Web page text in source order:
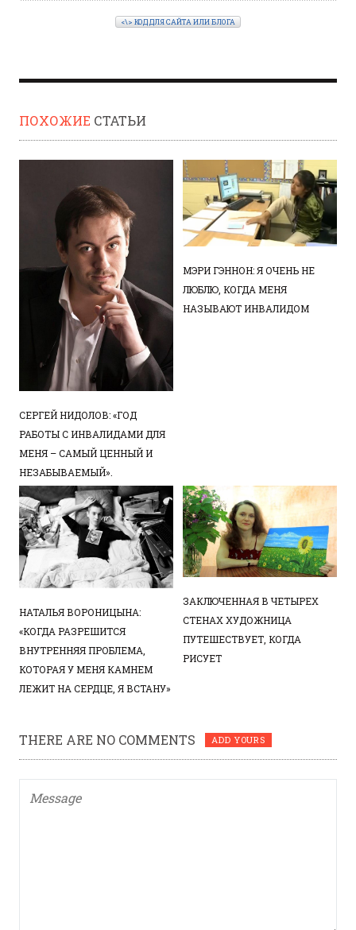
<\> КОД ДЛЯ САЙТА ИЛИ БЛОГА
ПОХОЖИЕ СТАТЬИ
СЕРГЕЙ НИДОЛОВ: «ГОД
РАБОТЫ С ИНВАЛИДАМИ ДЛЯ
МЕНЯ – САМЫЙ ЦЕННЫЙ И
НЕЗАБЫВАЕМЫЙ».
МЭРИ ГЭННОН: Я ОЧЕНЬ НЕ
ЛЮБЛЮ, КОГДА МЕНЯ
НАЗЫВАЮТ ИНВАЛИДОМ
НАТАЛЬЯ ВОРОНИЦЫНА:
«КОГДА РАЗРЕШИТСЯ
ВНУТРЕННЯЯ ПРОБЛЕМА,
КОТОРАЯ У МЕНЯ КАМНЕМ
ЛЕЖИТ НА СЕРДЦЕ, Я ВСТАНУ»
ЗАКЛЮЧЕННАЯ В ЧЕТЫРЕХ
СТЕНАХ ХУДОЖНИЦА
ПУТЕШЕСТВУЕТ, КОГДА
РИСУЕТ
THERE ARE NO COMMENTS ADD YOURS